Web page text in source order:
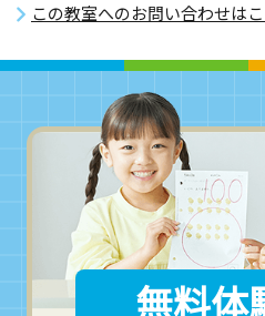
この教室へのお問い合わせは
無料体